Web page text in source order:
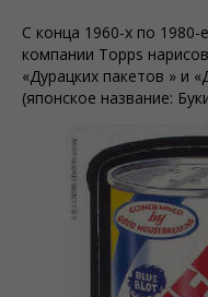
С конца 1960-х по
компании Topps
«Дурацких пакетов » и
(японское название: